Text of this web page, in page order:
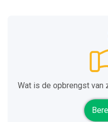
Wat is de opbrengst van